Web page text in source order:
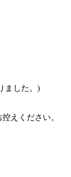
ました。)
控えください。